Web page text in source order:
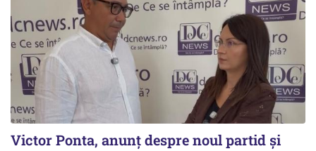
Victor Ponta, anunț despre noul partid și